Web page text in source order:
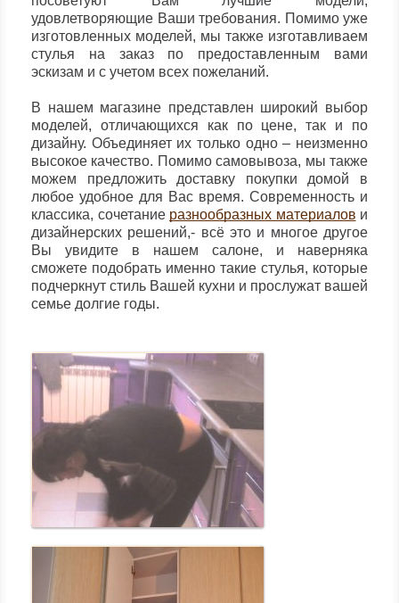
удовлетворяющие Ваши требования. Помимо уже
изготовленных моделей, мы также изготавливаем
стулья на заказ по предоставленным вами
эскизам и с учетом всех пожеланий.
В нашем магазине представлен широкий выбор
моделей, отличающихся как по цене, так и по
дизайну. Объединяет их только одно – неизменно
высокое качество. Помимо самовывоза, мы также
можем предложить доставку покупки домой в
любое удобное для Вас время. Современность и
классика, сочетание разнообразных материалов и
дизайнерских решений,- всё это и многое другое
Вы увидите в нашем салоне, и наверняка
сможете подобрать именно такие стулья, которые
подчеркнут стиль Вашей кухни и прослужат вашей
семье долгие годы.